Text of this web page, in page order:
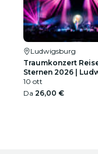
Ludwigsburg
Traumkonzert
Sternen 2026 |
10 ott
Da 26,00 €